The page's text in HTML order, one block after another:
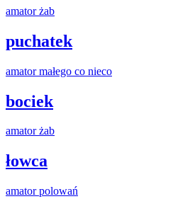
amatorżab
puchatek
amatormałego co nieco
bociek
amatorżab
łowca
amatorpolowań